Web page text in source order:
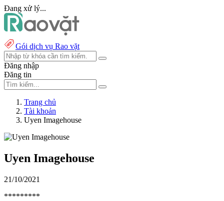
Đang xử lý...
Gói dịch vụ Rao vặt
Đăng nhập
Đăng tin
Trang chủ
Tài khoản
Uyen Imagehouse
Uyen Imagehouse
21/10/2021
*********